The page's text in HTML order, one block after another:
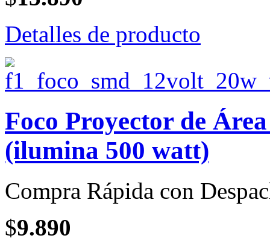
Detalles de producto
Foco Proyector de
(ilumina 500 watt)
Compra Rápida con
$9.890